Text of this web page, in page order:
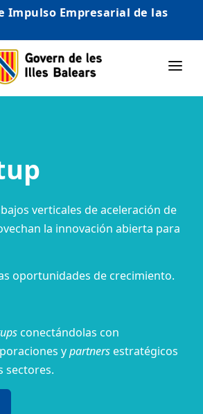
Impulso Empresarial de las
verticales de aceleración de
la innovación abierta para
oportunidades de crecimiento.
conectándolas con
ypartners estratégicos
sectores.